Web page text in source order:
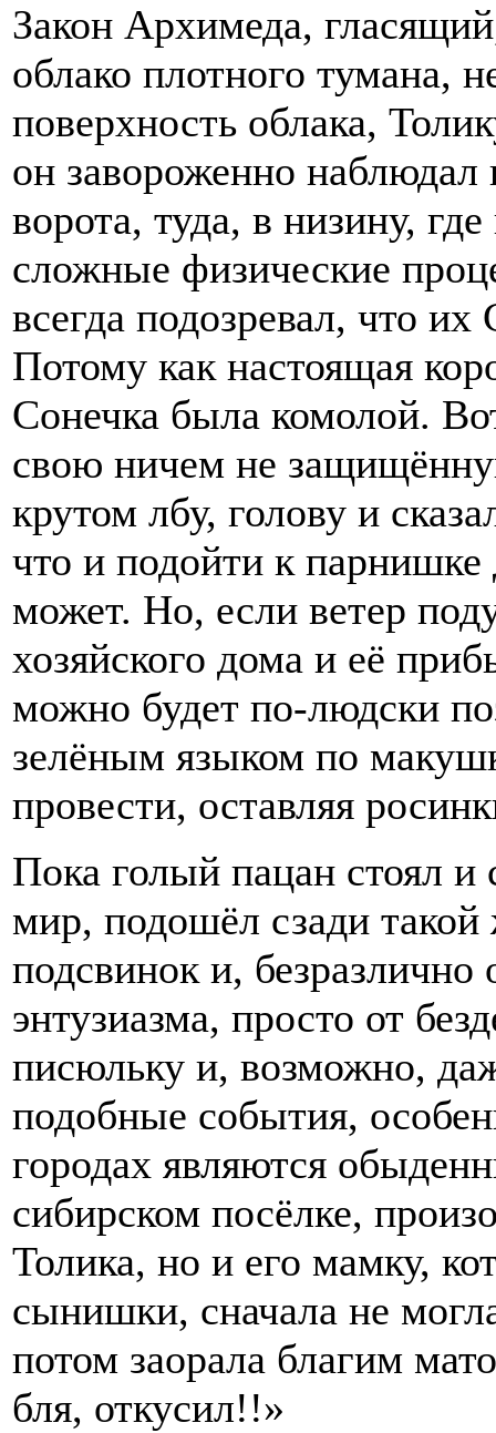
Закон Архимеда,
облако плотного тумана,
поверхность облака,
он завороженно
ворота, туда, в низину,
сложные физические
всегда подозревал, что
Потому как настоящая
Сонечка была комолой.
свою ничем не
крутом лбу, голову и
что и подойти к парнишке
может. Но, если ветер
хозяйского дома и её
можно будет по-людски
зелёным языком по
провести, оставляя
Пока голый пацан стоял
мир, подошёл сзади
подсвинок и, безразлично
энтузиазма, просто от
писюльку и, возможно,
подобные события,
городах являются
сибирском посёлке,
Толика, но и его мамку,
сынишки, сначала не
потом заорала благим
бля, откусил!!»